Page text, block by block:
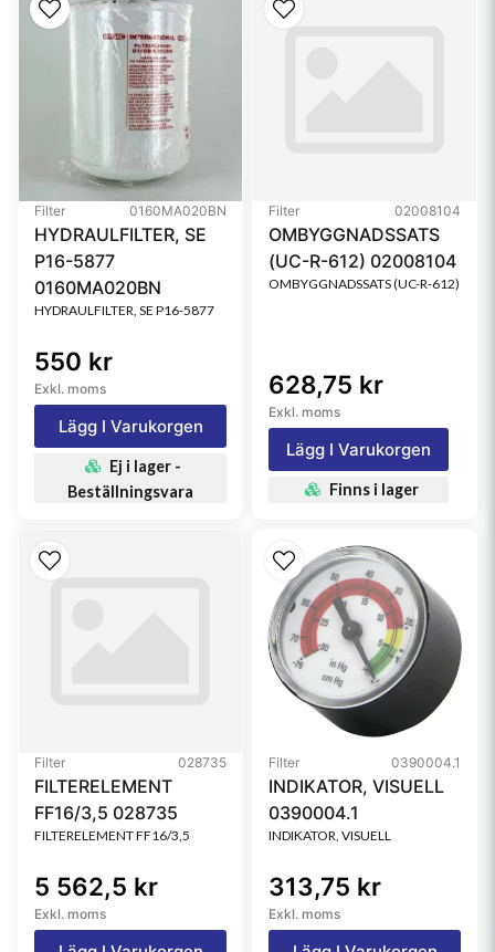
Series WL16, W451
Media Type
Primary Application
Filter 0160MA020BN
HYDRAULFILTER, SE
P16-5877
0160MA020BN
HYDRAULFILTER, SE P16-5877
550 kr
Exkl. moms
Lägg I Varukorgen
Ej i lager -
Beställningsvara
Filter 02008104
OMBYGGNADSSATS
(UC-R-612) 02008104
OMBYGGNADSSATS (UC-R-612)
628,75 kr
Exkl. moms
Lägg I Varukorgen
Finns i lager
Filter 028735
FILTERELEMENT
FF16/3,5 028735
FILTERELEMENT FF16/3,5
5 562,5 kr
Exkl. moms
Filter 0390004.1
INDIKATOR, VISUELL
0390004.1
INDIKATOR, VISUELL
313,75 kr
Exkl. moms